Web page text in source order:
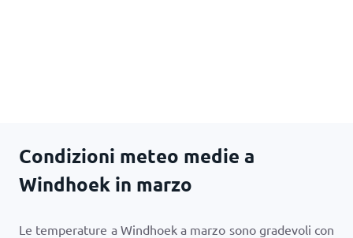
Condizioni meteo medie a
Windhoek in marzo
Le temperature a Windhoek a marzo sono gradevoli con